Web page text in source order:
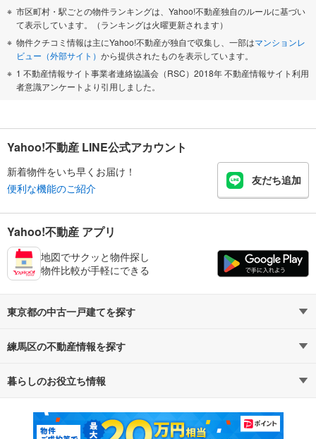
市区町村・駅ごとの物件ランキングは、Yahoo!不動産独自のルールに基づい
て表示しています。（ランキングは火曜更新されます）
物件クチコミ情報は主にYahoo!不動産が独自で収集し、一部はマンションレ
ビュー（外部サイト） から提供されたものを表示しています。
1 不動産情報サイト事業者連絡協議会（RSC）2018年 不動産情報サイト利用
者意識アンケートより引用しました。
Yahoo!不動産 LINE公式アカウント
新着物件をいち早くお届け！
便利な機能のご紹介
友だち追加
Yahoo!不動産 アプリ
地図でサクッと物件探し
物件比較が手軽にできる
東京都の中古一戸建てを探す
路線・駅から探す
通勤・通学時間から探す
練馬区の不動産情報を探す
不動産・住宅
新築マンション 中古マンション
暮らしのお役立ち情報
マンションカタログ 教えて！住まいの先生